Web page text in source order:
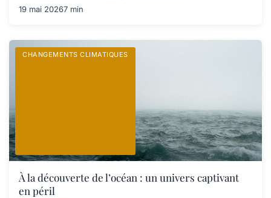
19 mai 20267 min
CHANGEMENTS CLIMATIQUES
À la découverte de l’océan : un univers captivant
en péril